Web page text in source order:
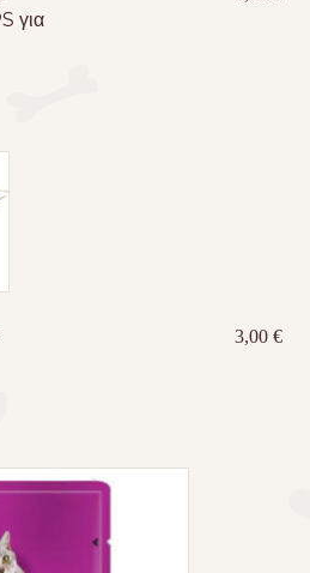
για
3,00€